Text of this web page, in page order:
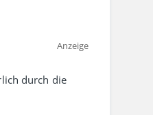
Anzeige
durch die